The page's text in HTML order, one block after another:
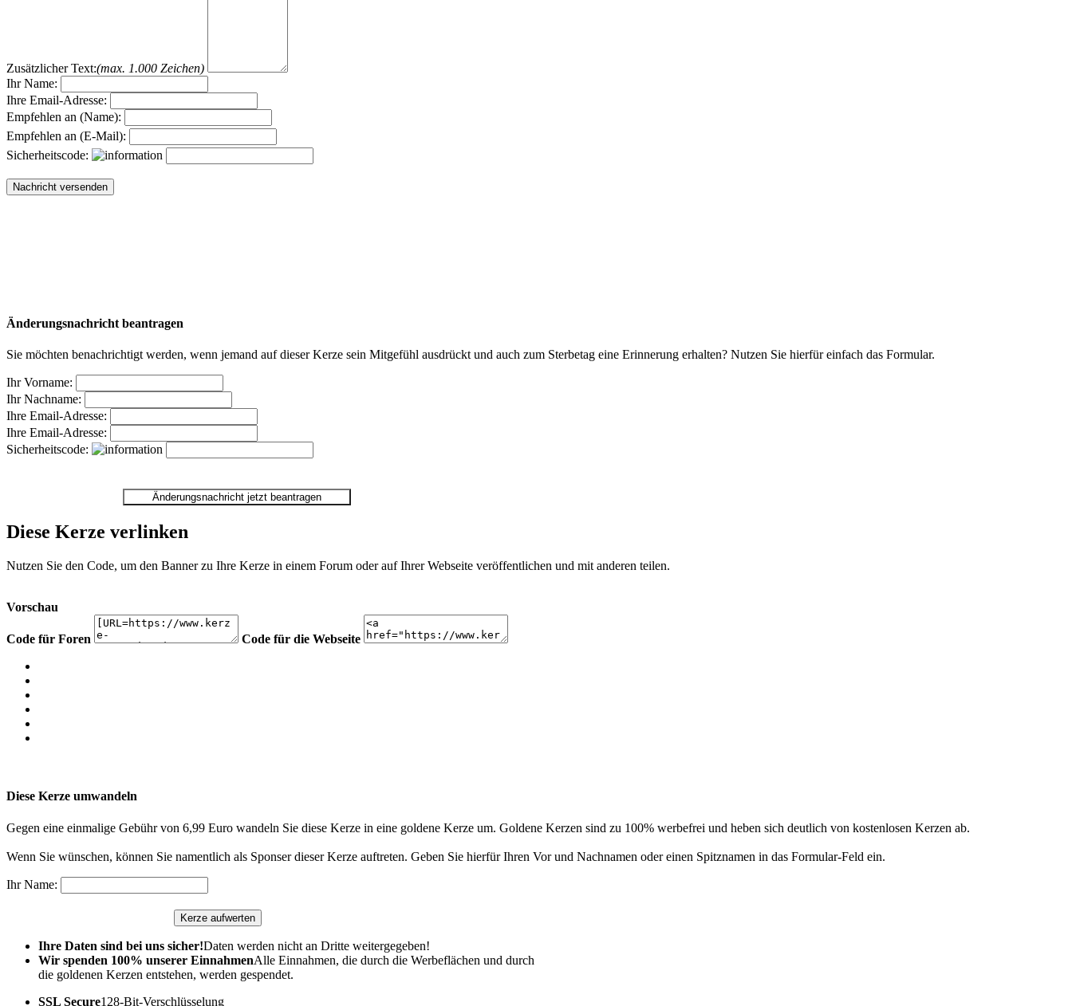
Zusätzlicher Text:(max. 1.000 Zeichen)
Ihr Name:
Ihre Email-Adresse:
Empfehlen an (Name):
Empfehlen an (E-Mail):
Sicherheitscode:
Änderungsnachricht beantragen
Sie möchten benachrichtigt werden, wenn jemand auf dieser Kerze sein Mitgefühl ausdrückt und auch zum Sterbetag eine Erinnerung erhalten? Nutzen Sie hierfür einfach das Formular.
Ihr Vorname:
Ihr Nachname:
Ihre Email-Adresse:
Ihre Email-Adresse:
Sicherheitscode:
Diese Kerze verlinken
Nutzen Sie den Code, um den Banner zu Ihre Kerze in einem Forum oder auf Ihrer Webseite veröffentlichen und mit anderen teilen.
Vorschau
Code für Foren Code für die Webseite
Diese Kerze umwandeln
Gegen eine einmalige Gebühr von 6,99 Euro wandeln Sie diese Kerze in eine goldene Kerze um. Goldene Kerzen sind zu 100% werbefrei und heben sich deutlich von kostenlosen Kerzen ab.
Wenn Sie wünschen, können Sie namentlich als Sponser dieser Kerze auftreten. Geben Sie hierfür Ihren Vor und Nachnamen oder einen Spitznamen in das Formular-Feld ein.
Ihr Name:
Ihre Daten sind bei uns sicher!Daten werden nicht an Dritte weitergegeben!
Wir spenden 100% unserer EinnahmenAlle Einnahmen, die durch die Werbeflächen und durch
die goldenen Kerzen entstehen, werden gespendet.
SSL Secure128-Bit-Verschlüsselung